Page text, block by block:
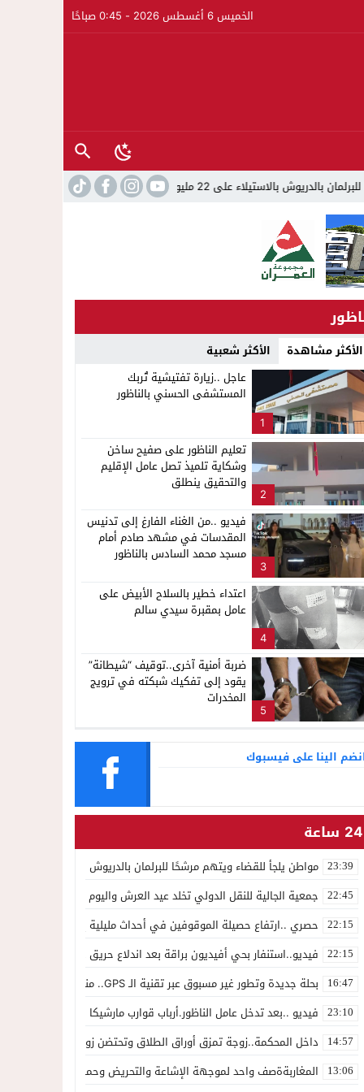
الخميس 6 أغسطس 2026 - 0:45 صباحًا
22 مليون سنتيم 22:45 جمعية الجالية للنقل الدولي تخلد
الأكثر مشاهدة الأكثر شعبية
1
عاجل ..زيارة تفتيشية تُربك
المستشفى الحسني بالناظور
2
تعليم الناظور على صفيح ساخن
وشكاية تلميذ تصل عامل الإقليم
والتحقيق ينطلق
3
فيديو ..من الغناء الفارغ إلى تدنيس
المقدسات في مشهد صادم أمام
مسجد محمد السادس بالناظور
4
اعتداء خطير بالسلاح الأبيض على
عامل بمقبرة سيدي سالم
5
ضربة أمنية آخرى..توقيف “شيطانة”
يقود إلى تفكيك شبكته في ترويج
المخدرات
الينا على فيسبوك
24 ساعة
23:39 مواطن يلجأ للقضاء ويتهم مرشحًا للبرلمان بالدريوش بالاستيلاء على 22 مليون سنتيم
22:45 جمعية الجالية للنقل الدولي تخلد عيد العرش واليوم الوطني للمهاجر
22:15 حصري ..ارتفاع حصيلة الموقوفين في أحداث مليلية إلى 82 شخصًا وتحقيقات تقود إلى متابعات جنائية ثقيلة
22:15 فيديو..استنفار بحي أفيديون براقة بعد اندلاع حريق داخل ضيعة فلاحية
16:47 بحلة جديدة وتطور غير مسبوق عبر تقنية الـ GPS.. منصة “مرحباناظور” تعزز مكانتها كوجهة أولى لسكان إقليمي الناظور والدريوش
23:10 فيديو ..بعد تدخل عامل الناظور.أرباب قوارب مارشيكا يعلقون احتجاجهم
14:57 داخل المحكمة..زوجة تمزق أوراق الطلاق وتحتضن زوجها في لحظة
13:06 المغاربةةصف واحد لموجهة الإشاعة والتحريض وحملات التضليل